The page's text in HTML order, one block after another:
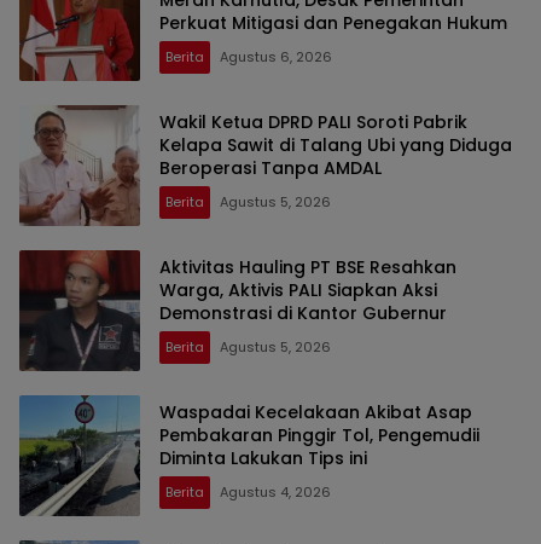
Perkuat Mitigasi dan Penegakan Hukum
Berita Agustus 6, 2026
Wakil Ketua DPRD PALI Soroti Pabrik
Kelapa Sawit di Talang Ubi yang Diduga
Beroperasi Tanpa AMDAL
Berita Agustus 5, 2026
Aktivitas Hauling PT BSE Resahkan
Warga, Aktivis PALI Siapkan Aksi
Demonstrasi di Kantor Gubernur
Berita Agustus 5, 2026
Waspadai Kecelakaan Akibat Asap
Pembakaran Pinggir Tol, Pengemudii
Diminta Lakukan Tips ini
Berita Agustus 4, 2026